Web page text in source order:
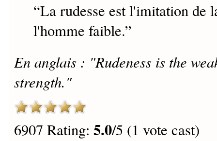
“La rudesse est l'imitation de
l'homme faible.”
En anglais : "Rudeness is the
strength."
6907 Rating: 5.0/5 (1 vote cast)